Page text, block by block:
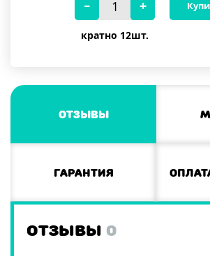
кратно 12шт.
Отзывы
Гарантия
ОТЗЫВЫ 0